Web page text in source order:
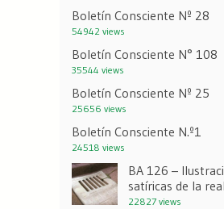
Boletín Consciente Nº 28
54942 views
Boletín Consciente N° 108
35544 views
Boletín Consciente Nº 25
25656 views
Boletín Consciente N.º1
24518 views
BA 126 –
satíricas de la
22827 views